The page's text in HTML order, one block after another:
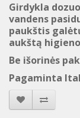
Girdykla
vandens
paukštis
aukštą
Be išorinės
Pagaminta